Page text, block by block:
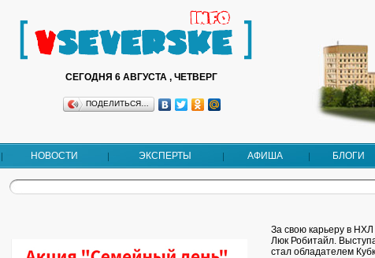
СЕГОДНЯ 6 АВГУСТА , ЧЕТВЕРГ
ПОДЕЛИТЬСЯ…
НОВОСТИ ЭКСПЕРТЫ АФИША БЛОГИ
За свою карьеру в
Люк Робитайл.
стал обладателем